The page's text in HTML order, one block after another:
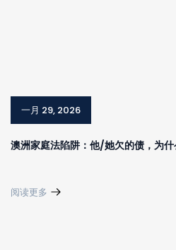
澳洲家庭法陷阱：他/她欠的债，为
阅读更多
一月 29, 2026